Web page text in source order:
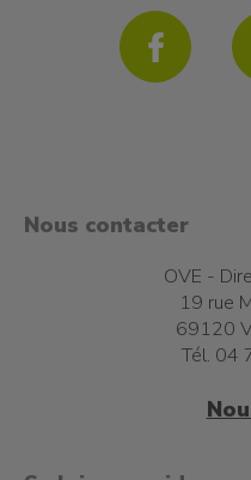
Nous contacter
OVE -
19 rue
69120
Tél. 04